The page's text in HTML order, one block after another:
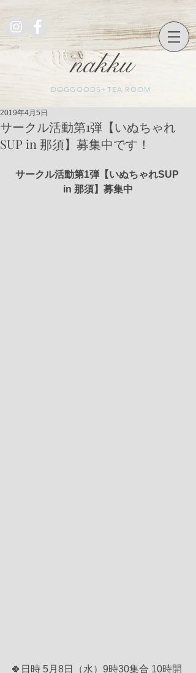
nakku
DOGGOODS+TEA ROOM
サークル活動第1弾【いぬちゃれ
SUP in 那須】募集中です！
2019年4月5日
サークル活動第1弾【いぬちゃれSUP
in 那須】募集中
🍀日時 5月8日（水）9時30集合 10時開